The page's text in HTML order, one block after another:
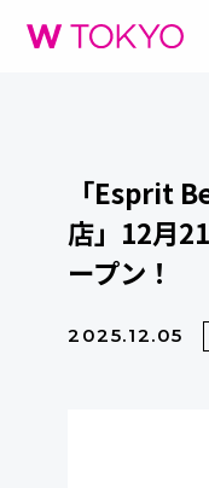
「Esprit
店」12月
ープン！
2025.12.05